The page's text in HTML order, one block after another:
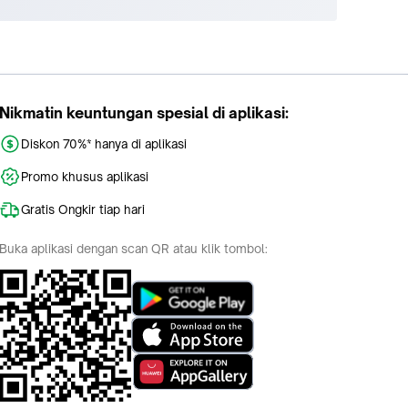
Nikmatin keuntungan spesial di aplikasi:
Diskon 70%* hanya di aplikasi
Promo khusus aplikasi
Gratis Ongkir tiap hari
Buka aplikasi dengan scan QR atau klik tombol: